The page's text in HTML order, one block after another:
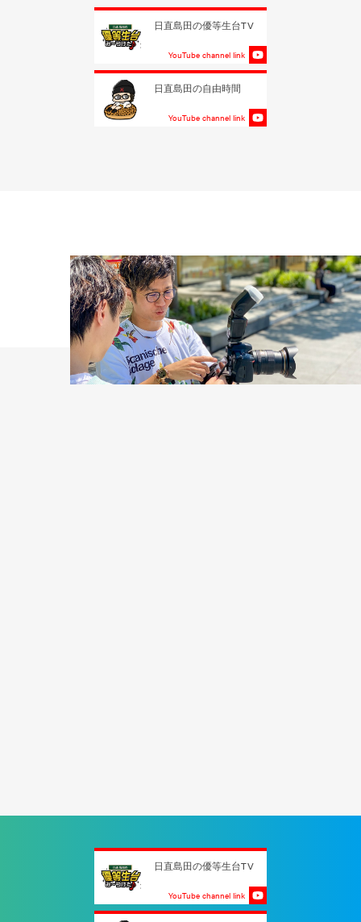
日直島田の優等生台TV
YouTube channel link
日直島田の自由時間
YouTube channel link
日直島田の優等生台TV
YouTube channel link